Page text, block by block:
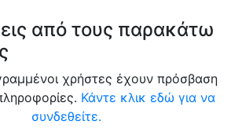
από τους παρακάτω
χρήστες έχουν πρόσβαση
Κάντε κλικ εδώ για να
συνδεθείτε.